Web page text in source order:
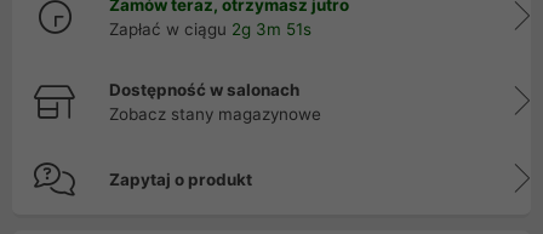
Zamów teraz, otrzymasz jutro
Zapłać w ciągu 2g 3m 50s
Dostępność w salonach
Zobacz stany magazynowe
Zapytaj o produkt